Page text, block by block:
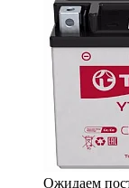
Ожидаем